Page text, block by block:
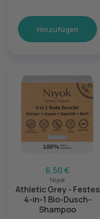
Hinzufügen
6,50 €
Niyok
Athletic Grey - Festes
4-in-1 Bio-Dusch-
Shampoo